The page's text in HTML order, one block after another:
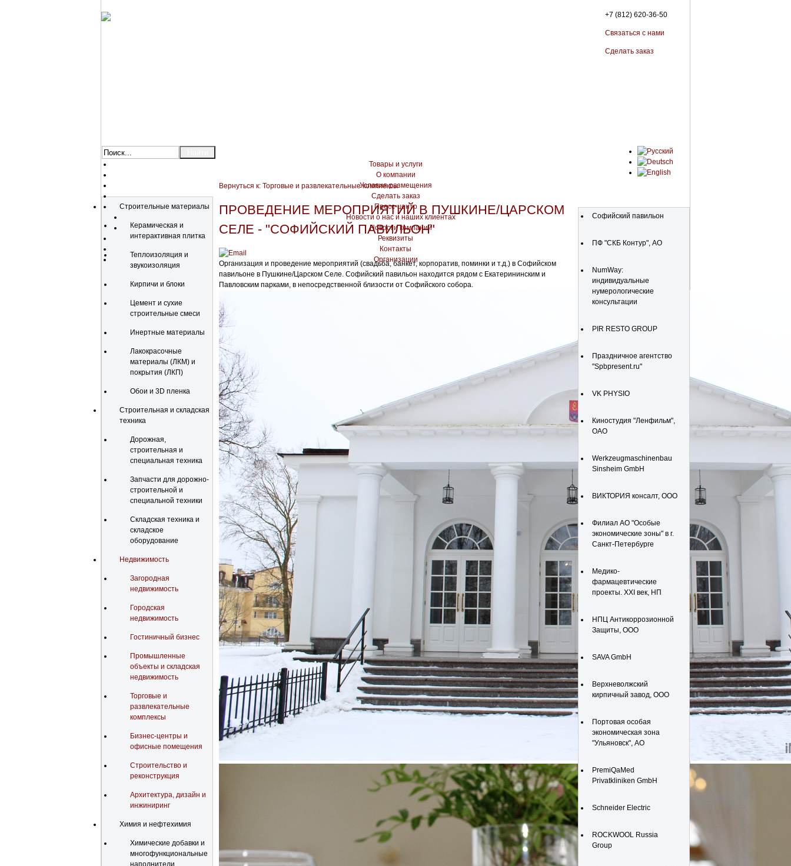
+7 (812) 620-36-50
Связаться с нами
Сделать заказ
Товары и услуги
О компании
Условия размещения
Сделать заказ
Пресс-центр
Новости о нас и наших клиентах
Новости компаний
Реквизиты
Контакты
Организации
Строительные материалы
Керамическая и
интерактивная плитка
Теплоизоляция и
звукоизоляция
Кирпичи и блоки
Цемент и сухие
строительные смеси
Инертные материалы
Лакокрасочные
материалы (ЛКМ) и
покрытия (ЛКП)
Обои и 3D пленка
Строительная и складская
техника
Дорожная,
строительная и
специальная техника
Запчасти для дорожно-
строительной и
специальной техники
Складская техника и
складское
оборудование
Недвижимость
Загородная
недвижимость
Городская
недвижимость
Гостиничный бизнес
Промышленные
объекты и складская
недвижимость
Торговые и
развлекательные
комплексы
Бизнес-центры и
офисные помещения
Строительство и
реконструкция
Архитектура, дизайн и
инжиниринг
Химия и нефтехимия
Химические добавки и
многофункциональные
наполнители
Вернуться к: Торговые и развлекательные комплексы
ПРОВЕДЕНИЕ МЕРОПРИЯТИЙ В ПУШКИНЕ/ЦАРСКОМ
СЕЛЕ - "СОФИЙСКИЙ ПАВИЛЬОН"
Организация и проведение мероприятий (свадьба, банкет, корпоратив, поминки и т.д.) в Софийском
павильоне в Пушкине/Царском Селе. Софийский павильон находится рядом с Екатерининским и
Павловским парками, в непосредственной близости от Софийского собора.
Софийский павильон
ПФ "СКБ Контур", АО
NumWay:
индивидуальные
нумерологические
консультации
PIR RESTO GROUP
Праздничное агентство
"Spbpresent.ru"
VK PHYSIO
Киностудия "Ленфильм",
ОАО
Werkzeugmaschinenbau
Sinsheim GmbH
ВИКТОРИЯ консалт, ООО
Филиал АО "Особые
экономические зоны" в г.
Санкт-Петербурге
Медико-
фармацевтические
проекты. XXI век, НП
НПЦ Антикоррозионной
Защиты, ООО
SAVA GmbH
Верхневолжский
кирпичный завод, ООО
Портовая особая
экономическая зона
"Ульяновск", АО
PremiQaMed
Privatkliniken GmbH
Schneider Electric
ROCKWOOL Russia
Group